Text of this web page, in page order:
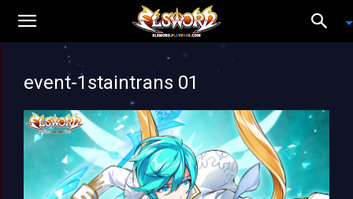
event-1staintrans 01